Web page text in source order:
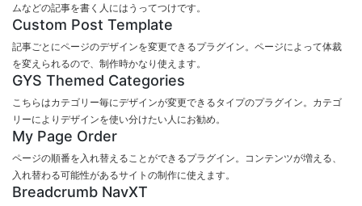
ムなどの記事を書く人にはうってつけです。
Custom Post Template
記事ごとにページのデザインを変更できるプラグイン。ページによって体裁
を変えられるので、制作時かなり使えます。
GYS Themed Categories
こちらはカテゴリー毎にデザインが変更できるタイプのプラグイン。カテゴ
リーによりデザインを使い分けたい人にお勧め。
My Page Order
ページの順番を入れ替えることができるプラグイン。コンテンツが増える、
入れ替わる可能性があるサイトの制作に使えます。
Breadcrumb NavXT